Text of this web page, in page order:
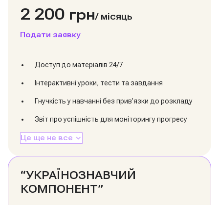
2 200 грн/ місяць
Подати заявку
Доступ до матеріалів 24/7
Інтерактивні уроки, тести та завдання
Гнучкість у навчанні без прив’язки до розкладу
Звіт про успішність для моніторингу прогресу
Це ще не все
“УКРАЇНОЗНАВЧИЙ
КОМПОНЕНТ”